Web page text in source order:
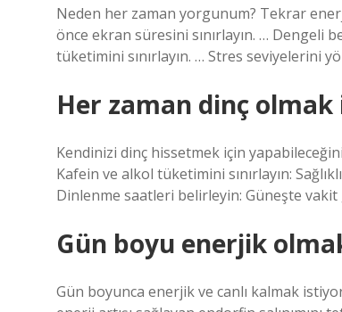
Neden her zaman yorgunum? Tekrar
önce ekran süresini sınırlayın. … Dengeli
tüketimini sınırlayın. … Stres seviyelerini
Her zaman dinç olmak
Kendinizi dinç hissetmek için
Kafein ve alkol tüketimini sınırlayın:
Dinlenme saatleri belirleyin: Güneşte vakit
Gün boyu enerjik
Gün boyunca enerjik ve canlı kalmak